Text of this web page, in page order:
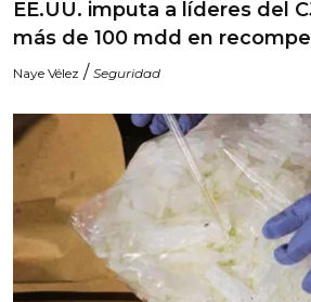
EE.UU. imputa a líderes del
más de 100 mdd en
Naye Vélez / Seguridad